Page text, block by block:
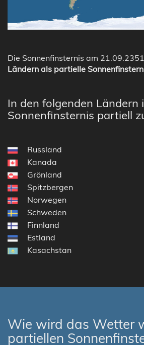
Die Sonnenfinsternis am
Ländern als partielle
In den folgenden Ländern
Sonnenfinsternis partiell
Russland
Kanada
Grönland
Spitzbergen
Norwegen
Schweden
Finnland
Estland
Kasachstan
Wie wird das Wetter
partiellen